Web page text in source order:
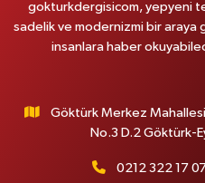
gokturkdergisicom, yepyeni
sadelik ve modernizmi bir araya
insanlara haber
Göktürk Merkez
No.3 D.2 Göktürk-
0212 322 17